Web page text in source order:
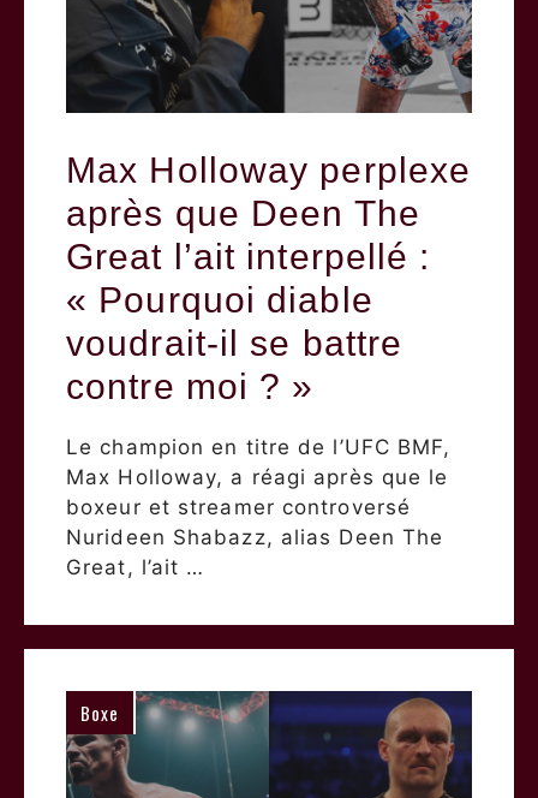
Max Holloway perplexe
après que Deen The
Great l’ait interpellé :
« Pourquoi diable
voudrait-il se battre
contre moi ? »
Le champion en titre de l’UFC BMF,
Max Holloway, a réagi après que le
boxeur et streamer controversé
Nurideen Shabazz, alias Deen The
Great, l’ait …
Boxe